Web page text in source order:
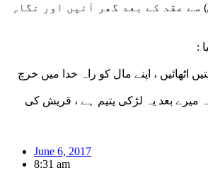
عقد کے بعد گھر آئیں اور نگاہِ
:
، اپنے مال کو راہ خدا میں خرچ
بعد یہ لڑکی یتیم ہے ، قریش کی
June 6, 2017
8:31 am